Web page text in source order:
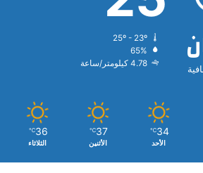
65%
4.78 كيلومتر/ساعة
34
℃
الأحد
37
℃
الأثنين
36
℃
الثلاثاء